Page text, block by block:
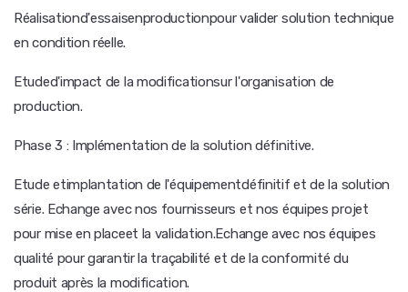
Réalisationd'essaisenproductionpour valider solution technique
en condition réelle.
Etuded'impact de la modificationsur l'organisation de
production.
Phase 3 : Implémentation de la solution définitive.
Etude etimplantation de l'équipementdéfinitif et de la solution
série. Echange avec nos fournisseurs et nos équipes projet
pour mise en placeet la validation.Echange avec nos équipes
qualité pour garantir la traçabilité et de la conformité du
produit après la modification.